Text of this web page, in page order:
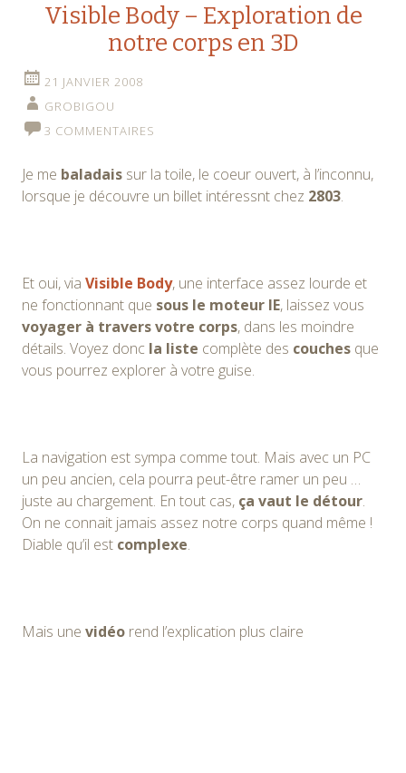
Visible Body – Exploration de
notre corps en 3D
21 JANVIER 2008
GROBIGOU
3 COMMENTAIRES
Je me baladais sur la toile, le coeur ouvert, à l’inconnu,
lorsque je découvre un billet intéressnt chez 2803.
Et oui, via Visible Body, une interface assez lourde et
ne fonctionnant que sous le moteur IE, laissez vous
voyager à travers votre corps, dans les moindre
détails. Voyez donc la liste complète des couches que
vous pourrez explorer à votre guise.
La navigation est sympa comme tout. Mais avec un PC
un peu ancien, cela pourra peut-être ramer un peu …
juste au chargement. En tout cas, ça vaut le détour.
On ne connait jamais assez notre corps quand même !
Diable qu’il est complexe.
Mais une vidéo rend l’explication plus claire